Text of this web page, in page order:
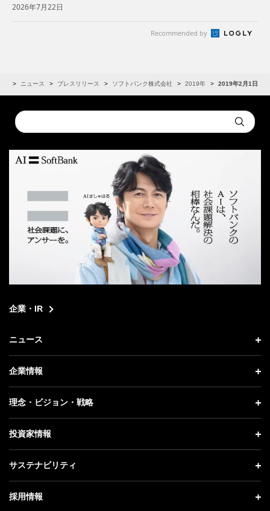
AI開発事業者の価値創出を支援～ | 企業・IR | ソフ...
2026年7月22日
Recommended by
ニュース プレスリリース ソフトバンク株式会社 2019年 2019年2月1日
Conduct
a
Submit
企業・IR
ニュース
ニュース トップ
プレスリリース
更新情報
記者説明会
企業情報
企業情報 トップ
社長メッセージ
事業紹介
ガバナンス
理念・ビジョン・戦略
理念・ビジョン・戦略 トップ
成長戦略「Activate AI for Society」
人材戦略
投資家情報
投資家情報 トップ
経営方針
サステナビリティ
サステナビリティ トップ
採用情報